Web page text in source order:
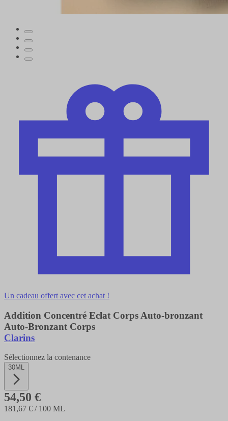
Un cadeau offert avec cet achat !
Addition Concentré Eclat Corps Auto-bronzant
Auto-Bronzant Corps
Clarins
Sélectionnez la contenance
30ML
54,50 €
181,67 € / 100 ML